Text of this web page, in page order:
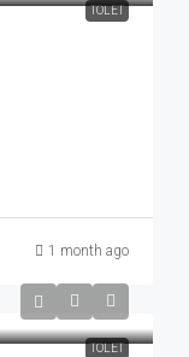
TOLET
1 month ago
TOLET